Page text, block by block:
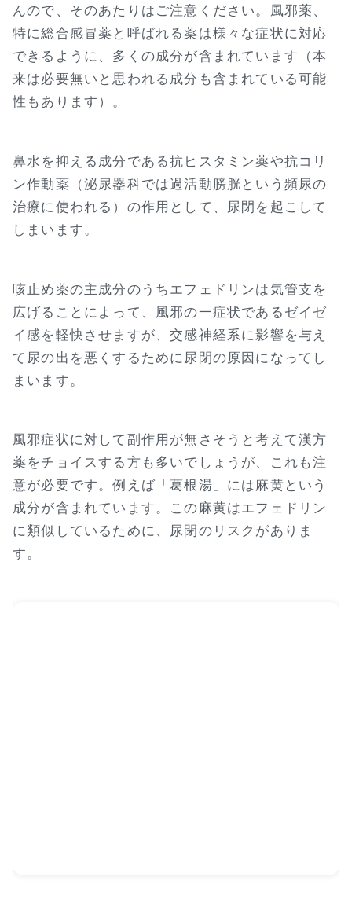
んので、そのあたりはご注意ください。風邪薬、
特に総合感冒薬と呼ばれる薬は様々な症状に対応
できるように、多くの成分が含まれています（本
来は必要無いと思われる成分も含まれている可能
性もあります）。
鼻水を抑える成分である抗ヒスタミン薬や抗コリ
ン作動薬（泌尿器科では過活動膀胱という頻尿の
治療に使われる）の作用として、尿閉を起こして
しまいます。
咳止め薬の主成分のうちエフェドリンは気管支を
広げることによって、風邪の一症状であるゼイゼ
イ感を軽快させますが、交感神経系に影響を与え
て尿の出を悪くするために尿閉の原因になってし
まいます。
風邪症状に対して副作用が無さそうと考えて漢方
薬をチョイスする方も多いでしょうが、これも注
意が必要です。例えば「葛根湯」には麻黄という
成分が含まれています。この麻黄はエフェドリン
に類似しているために、尿閉のリスクがありま
す。